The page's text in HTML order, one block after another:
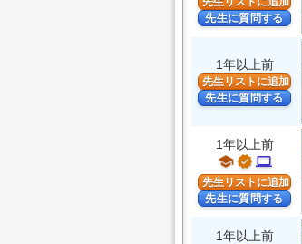
先生に質問する
1年以上前
先生リストに追加
先生に質問する
1年以上前
school verified computer
先生リストに追加
先生に質問する
1年以上前